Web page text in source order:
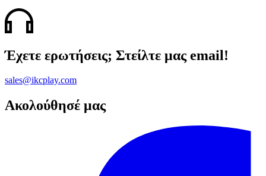
Έχετε ερωτήσεις; Στείλτε μας email!
sales@ikcplay.com
Ακολούθησέ μας